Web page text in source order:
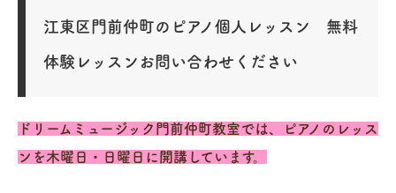
江東区門前仲町のピアノ個人レッスン 無料
体験レッスンお問い合わせください
ドリームミュージック門前仲町教室では、ピアノのレッス
ンを木曜日・日曜日に開講しています。